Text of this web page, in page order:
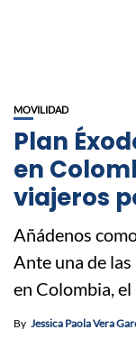
MOVILIDAD
Plan
en
viajeros
Añádenos
Ante una de
en Colombia,
By Jessica Paola Vera